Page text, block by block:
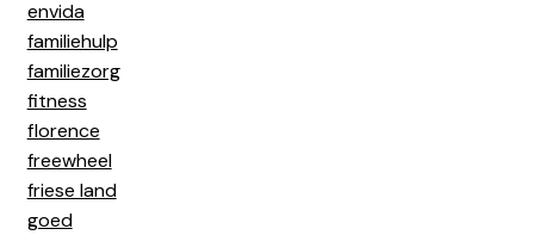
envida
familiehulp
familiezorg
fitness
florence
freewheel
friese land
goed